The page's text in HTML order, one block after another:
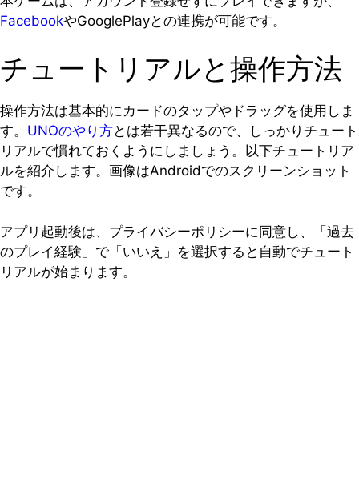
FacebookやGooglePlayとの連携が可能です。
チュートリアルと操作方法
操作方法は基本的にカードのタップやドラッグを使用しま
す。 UNOのやり方とは若干異なるので、しっかりチュート
リアルで慣れておくようにしましょう。以下チュートリア
ルを紹介します。画像はAndroidでのスクリーンショット
です。
アプリ起動後は、プライバシーポリシーに同意し、「過去
のプレイ経験」で「いいえ」を選択すると自動でチュート
リアルが始まります。